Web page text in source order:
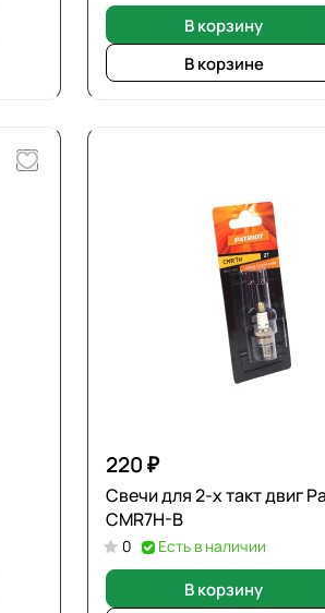
В корзину
В корзине
220 ₽
Свечи для 2-х такт двиг
CMR7H-B
0 Есть в наличии
В корзину